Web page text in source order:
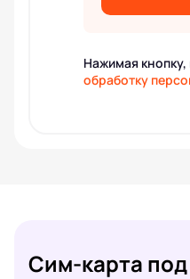
Нажимая
обработку
Сим-карта